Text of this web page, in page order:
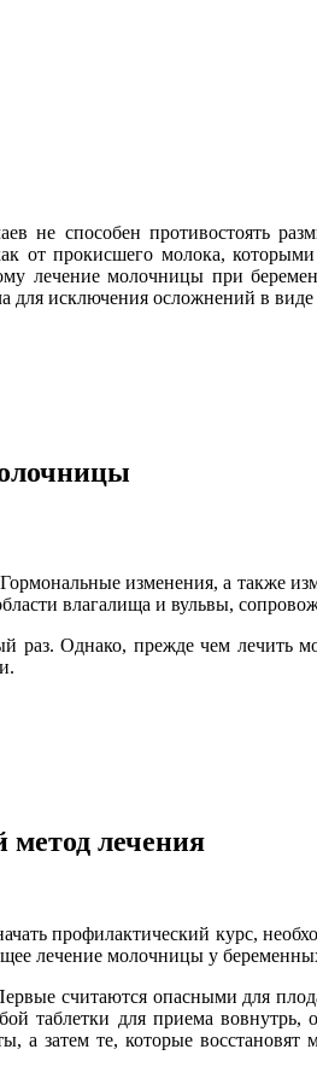
не способен противостоять
от прокисшего молока,
лечение молочницы при
исключения осложнений в
изменения, а также
влагалища и вульвы,
раз. Однако, прежде чем
лечения
профилактический курс,
лечение молочницы у
считаются опасными для
таблетки для приема
а затем те, которые